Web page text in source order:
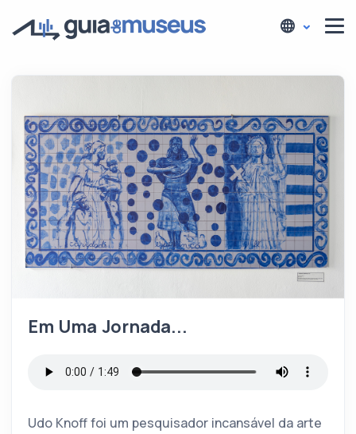
Em Uma Jornada...
Udo Knoff foi um pesquisador incansável da arte